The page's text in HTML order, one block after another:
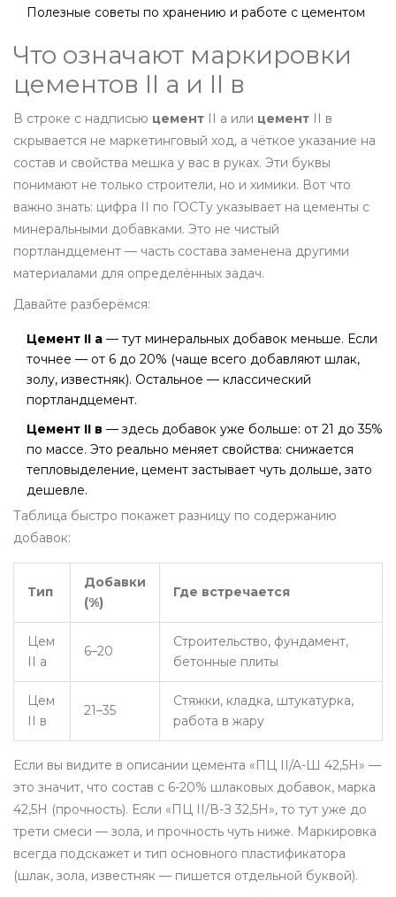
Полезные советы по хранению и работе с цементом
Что означают маркировки
цементов II а и II в
В строке с надписью цемент II а или цемент II в
скрывается не маркетинговый ход, а чёткое указание на
состав и свойства мешка у вас в руках. Эти буквы
понимают не только строители, но и химики. Вот что
важно знать: цифра II по ГОСТу указывает на цементы с
минеральными добавками. Это не чистый
портландцемент — часть состава заменена другими
материалами для определённых задач.
Давайте разберёмся:
Цемент II а — тут минеральных добавок меньше. Если
точнее — от 6 до 20% (чаще всего добавляют шлак,
золу, известняк). Остальное — классический
портландцемент.
Цемент II в — здесь добавок уже больше: от 21 до 35%
по массе. Это реально меняет свойства: снижается
тепловыделение, цемент застывает чуть дольше, зато
дешевле.
Таблица быстро покажет разницу по содержанию
добавок:
Тип
Добавки
(%)
Где встречается
Цем
II а
6–20
Строительство, фундамент,
бетонные плиты
Цем
II в
21–35
Стяжки, кладка, штукатурка,
работа в жару
Если вы видите в описании цемента «ПЦ II/A-Ш 42,5Н» —
это значит, что состав с 6-20% шлаковых добавок, марка
42,5Н (прочность). Если «ПЦ II/В-З 32,5Н», то тут уже до
трети смеси — зола, и прочность чуть ниже. Маркировка
всегда подскажет и тип основного пластификатора
(шлак, зола, известняк — пишется отдельной буквой).